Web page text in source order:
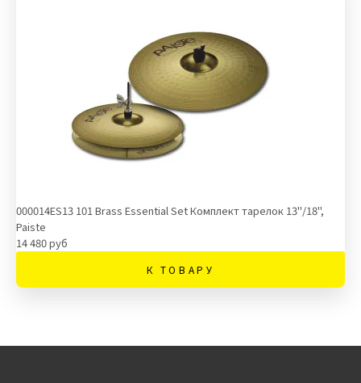
000014ES13 101 Brass Essential Set Комплект тарелок 13''/18'',
Paiste
14 480 руб
К ТОВАРУ